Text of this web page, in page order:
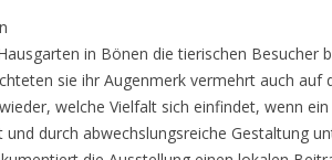
in Bönen die tierischen Besucher
sie ihr Augenmerk vermehrt auch auf
welche Vielfalt sich einfindet, wenn
durch abwechslungsreiche Gestaltung